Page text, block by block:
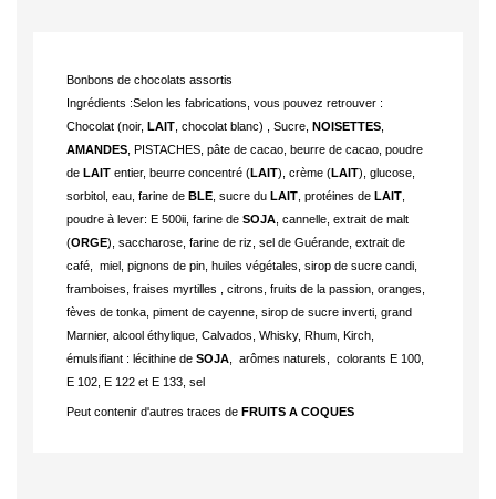
Bonbons de chocolats assortis
Ingrédients :Selon les fabrications, vous pouvez retrouver :
Chocolat (noir, LAIT , chocolat blanc) , Sucre, NOISETTES
AMANDES , PISTACHES, pâte de cacao, beurre de cacao, poudre
de LAIT entier, beurre concentré (LAIT), crème (LAIT), glucose,
sorbitol, eau, farine de BLE , sucre du LAIT , protéines de LAIT
poudre à lever: E 500ii, farine de SOJA , cannelle, extrait de malt
(ORGE), saccharose, farine de riz, sel de Guérande, extrait de
café,  miel, pignons de pin, huiles végétales, sirop de sucre candi,
framboises, fraises myrtilles , citrons, fruits de la passion, oranges,
fèves de tonka, piment de cayenne, sirop de sucre inverti, grand
Marnier, alcool éthylique, Calvados, Whisky, Rhum, Kirch,
émulsifiant : lécithine de SOJA ,  arômes naturels,  colorants E 100,
E 102, E 122 et E 133, sel
Peut contenir d'autres traces de FRUITS A COQUES